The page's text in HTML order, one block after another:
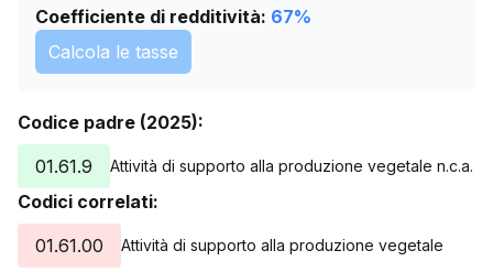
Coefficiente di redditività: 67%
Calcola le tasse
Codice padre (2025):
01.61.9
Attività di supporto alla produzione vegetale n.c.a.
Codici correlati:
01.61.00
Attività di supporto alla produzione vegetale